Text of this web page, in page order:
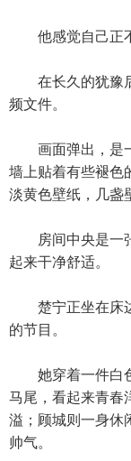
他感觉自己正不
在长久的犹豫后
频文件。
画面弹出，是一
墙上贴着有些褪色
淡黄色壁纸，几盏
房间中央是一张
起来干净舒适。
楚宁正坐在床边
的节目。
她穿着一件白色
马尾，看起来青春
溢；顾城则一身休
帅气。